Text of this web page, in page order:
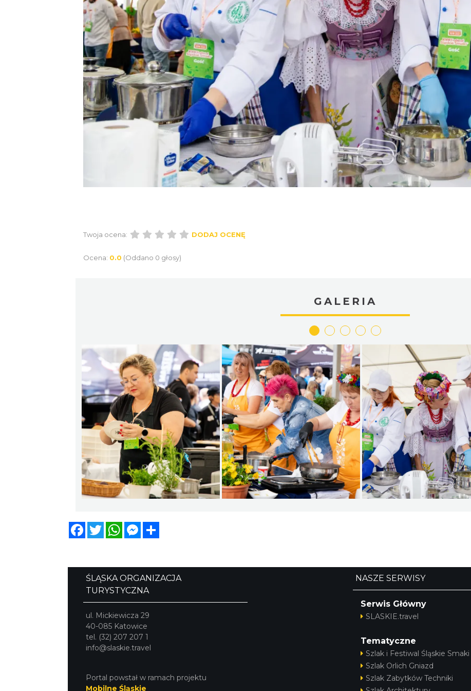
Twoja ocena: DODAJ OCENĘ
Ocena: 0.0 (Oddano 0 głosy)
GALERIA
FacebookTwitterWhatsAppMessenger
ŚLĄSKA ORGANIZACJA
TURYSTYCZNA
ul. Mickiewicza 29
40-085 Katowice
tel. (32) 207 207 1
info@slaskie.travel
Portal powstał w ramach projektu
Mobilne Śląskie
NASZE SERWISY
Serwis Główny
SLASKIE.travel
Tematyczne
Szlak i Festiwal Śląskie Smaki
Szlak Orlich Gniazd
Szlak Zabytków Techniki